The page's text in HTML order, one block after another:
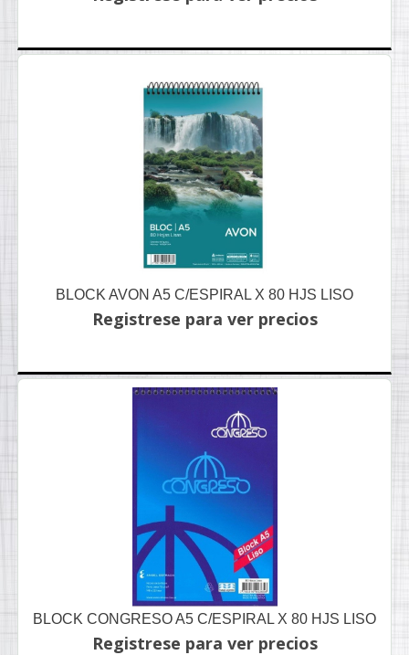
BLOCK AVON A5 C/ESPIRAL X 80 HJS LISO
Registrese para ver precios
BLOCK CONGRESO A5 C/ESPIRAL X 80 HJS LISO
Registrese para ver precios